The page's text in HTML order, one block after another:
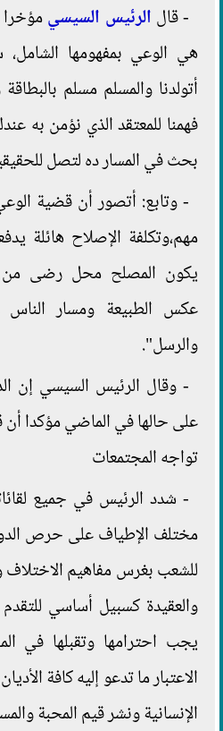
- قال الرئيس السيسي
هي الوعي بمفهومها الشامل،
أتولدنا والمسلم مسلم
فهمنا للمعتقد الذي نؤمن به
بحث في المسار ده لتصل
- وتابع: أتصور أن قضية
مهم،وتكلفة الإصلاح هائلة
يكون المصلح محل رضى
عكس الطبيعة ومسار الناس
والرسل".
- وقال الرئيس السيسي إن
على حالها في الماضي مؤكدا
تواجه المجتمعات
- شدد الرئيس في جميع
مختلف الإطياف على حرص
للشعب بغرس مفاهيم الاختلاف
والعقيدة كسبيل أساسي
يجب احترامها وتقبلها في
الاعتبار ما تدعو إليه كافة
الإنسانية ونشر قيم المحبة